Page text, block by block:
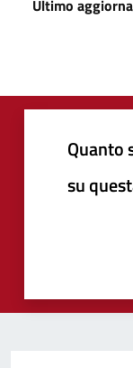
Ultimo
Quanto
su